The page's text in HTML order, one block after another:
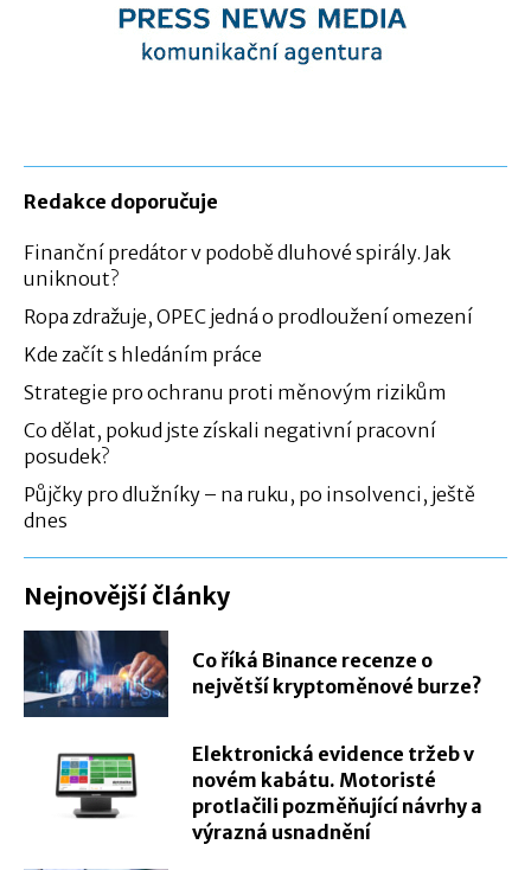
Redakce doporučuje
Finanční predátor v podobě dluhové spirály. Jak
uniknout?
Ropa zdražuje, OPEC jedná o prodloužení omezení
Kde začít s hledáním práce
Strategie pro ochranu proti měnovým rizikům
Co dělat, pokud jste získali negativní pracovní
posudek?
Půjčky pro dlužníky – na ruku, po insolvenci, ještě
dnes
Nejnovější články
Co říká Binance recenze o
největší kryptoměnové burze?
Elektronická evidence tržeb v
novém kabátu. Motoristé
protlačili pozměňující návrhy a
výrazná usnadnění